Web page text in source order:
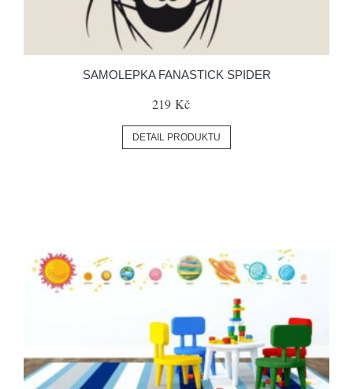
SAMOLEPKA FANASTICK SPIDER
219 Kč
DETAIL PRODUKTU